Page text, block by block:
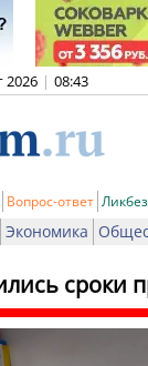
2026 | 08:43
Вопрос-ответ Ликбез
Экономика